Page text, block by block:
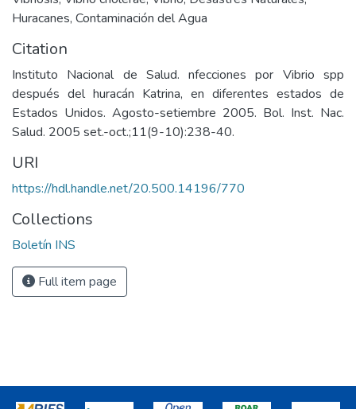
Huracanes, Contaminación del Agua
Citation
Instituto Nacional de Salud. nfecciones por Vibrio spp
después del huracán Katrina, en diferentes estados de
Estados Unidos. Agosto-setiembre 2005. Bol. Inst. Nac.
Salud. 2005 set.-oct.;11(9-10):238-40.
URI
https://hdl.handle.net/20.500.14196/770
Collections
Boletín INS
Full item page